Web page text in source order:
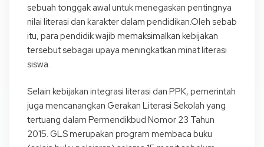
sebuah tonggak awal untuk menegaskan pentingnya
nilai literasi dan karakter dalam pendidikan.Oleh sebab
itu, para pendidik wajib memaksimalkan kebijakan
tersebut sebagai upaya meningkatkan minat literasi
siswa.
Selain kebijakan integrasi literasi dan PPK, pemerintah
juga mencanangkan Gerakan Literasi Sekolah yang
tertuang dalam Permendikbud Nomor 23 Tahun
2015. GLS merupakan program membaca buku